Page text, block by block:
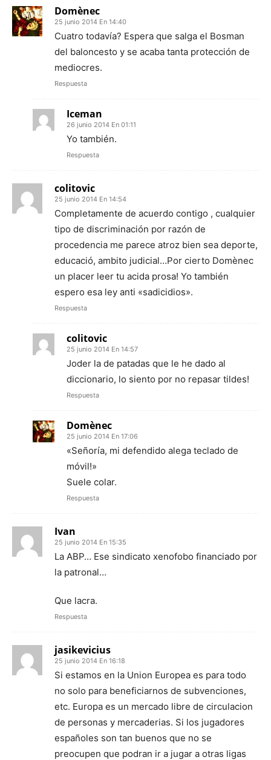
Domènec
25 junio 2014 En 14:40
Cuatro todavía? Espera que salga el Bosman
del baloncesto y se acaba tanta protección de
mediocres.
Respuesta
Iceman
26 junio 2014 En 01:11
Yo también.
Respuesta
colitovic
25 junio 2014 En 14:54
Completamente de acuerdo contigo , cualquier
tipo de discriminación por razón de
procedencia me parece atroz bien sea deporte,
educació, ambito judicial…Por cierto Domènec
un placer leer tu acida prosa! Yo también
espero esa ley anti «sadicidios».
Respuesta
colitovic
25 junio 2014 En 14:57
Joder la de patadas que le he dado al
diccionario, lo siento por no repasar tildes!
Respuesta
Domènec
25 junio 2014 En 17:06
«Señoría, mi defendido alega teclado de
móvil!»
Suele colar.
Respuesta
Ivan
25 junio 2014 En 15:35
La ABP… Ese sindicato xenofobo financiado por
la patronal…
Que lacra.
Respuesta
jasikevicius
25 junio 2014 En 16:18
Si estamos en la Union Europea es para todo
no solo para beneficiarnos de subvenciones,
etc. Europa es un mercado libre de circulacion
de personas y mercaderias. Si los jugadores
españoles son tan buenos que no se
preocupen que podran ir a jugar a otras ligas